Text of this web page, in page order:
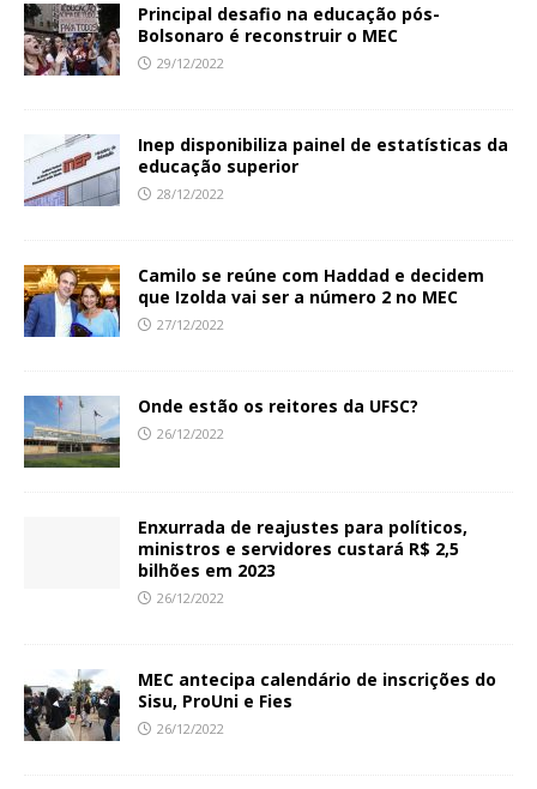
Principal desafio na educação pós-
Bolsonaro é reconstruir o MEC
29/12/2022
Inep disponibiliza painel de estatísticas da
educação superior
28/12/2022
Camilo se reúne com Haddad e decidem
que Izolda vai ser a número 2 no MEC
27/12/2022
Onde estão os reitores da UFSC?
26/12/2022
Enxurrada de reajustes para políticos,
ministros e servidores custará R$ 2,5
bilhões em 2023
26/12/2022
MEC antecipa calendário de inscrições do
Sisu, ProUni e Fies
26/12/2022